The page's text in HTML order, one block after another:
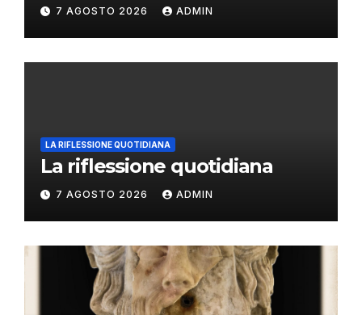
7 AGOSTO 2026 ADMIN
LA RIFLESSIONE QUOTIDIANA
La riflessione quotidiana
7 AGOSTO 2026 ADMIN